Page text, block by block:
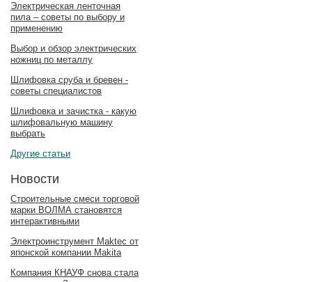
Электрическая ленточная
пила – советы по выбору и
применению
Выбор и обзор электрических
ножниц по металлу
Шлифовка сруба и бревен -
советы специалистов
Шлифовка и зачистка - какую
шлифовальную машину
выбрать
Другие статьи
Новости
Строительные смеси торговой
марки ВОЛМА становятся
интерактивными
Электроинструмент Maktec от
японской компании Makita
Компания КНАУФ снова стала